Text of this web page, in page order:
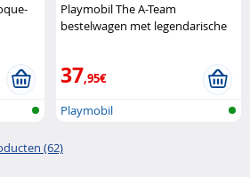
Playmobil The A-Team
bestelwagen met legendarische
37,95€
Playmobil
(62)